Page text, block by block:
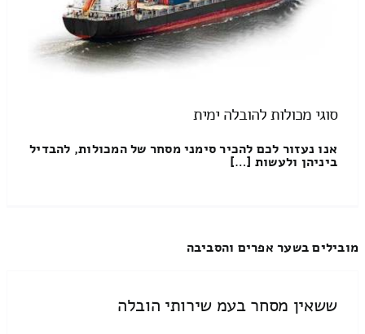
סוגי מכולות להובלה ימית
אנו נעזור לכם להכיר סימני מסחר של המכולות, להבדיל
ביניהן ולעשות […]
מובילים בשער אפרים והסביבה
ששאין מסחר בעמ שירותי הובלה